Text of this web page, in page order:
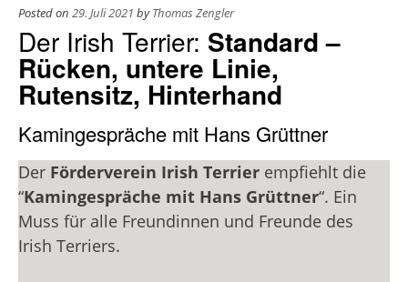
Posted on 29. Juli 2021 byThomas Zengler
Der Irish Terrier: Standard –
Rücken, untere Linie,
Rutensitz, Hinterhand
Kamingespräche mit Hans Grüttner
Der Förderverein Irish Terrier empfiehlt die
“Kamingespräche mit Hans Grüttner“. Ein
Muss für alle Freundinnen und Freunde des
Irish Terriers.